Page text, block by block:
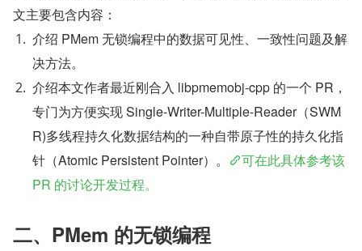
文主要包含内容：
介绍 PMem 无锁编程中的数据可见性、一致性问题及解
决方法。
介绍本文作者最近刚合入 libpmemobj-cpp 的一个 PR，
专门为方便实现 Single-Writer-Multiple-Reader（SWM
R)多线程持久化数据结构的一种自带原子性的持久化指
针（Atomic Persistent Pointer）。
可在此具体参考该
PR 的讨论开发过程。
二、PMem 的无锁编程